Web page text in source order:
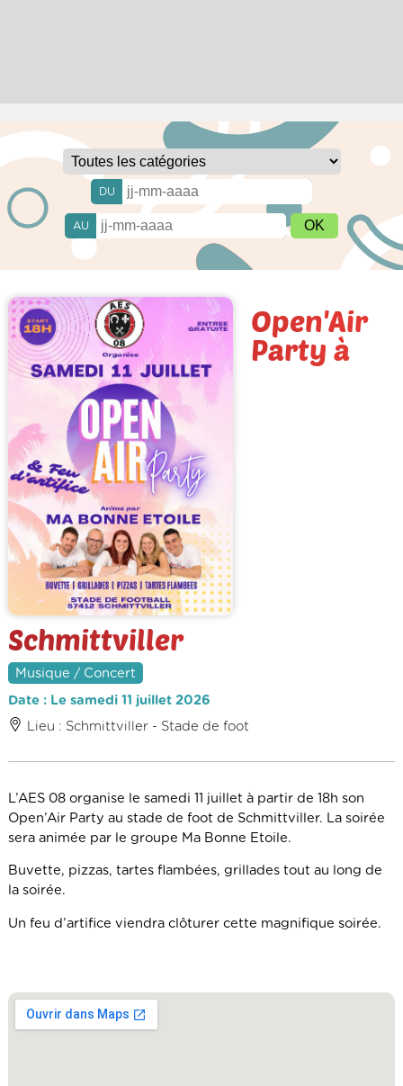
DU
AU
Open'Air
Party à
Schmittviller
Musique / Concert
Date : Le samedi 11 juillet 2026
Lieu : Schmittviller - Stade de foot
L’AES 08 organise le samedi 11 juillet à partir de 18h son
Open’Air Party au stade de foot de Schmittviller. La soirée
sera animée par le groupe Ma Bonne Etoile.
Buvette, pizzas, tartes flambées, grillades tout au long de
la soirée.
Un feu d’artifice viendra clôturer cette magnifique soirée.